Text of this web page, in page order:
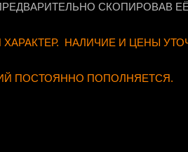
СКОПИРОВАВ
НАЛИЧИЕ И ЦЕНЫ
ПОСТОЯННО ПОПОЛНЯЕТСЯ.